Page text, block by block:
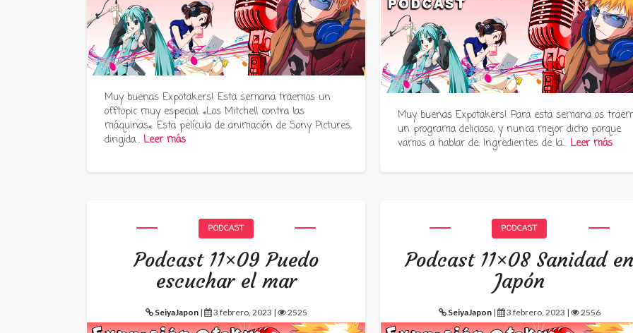
Muy buenas Expotakers! Esta semana traemos un
offtopic muy especial: «Los Mitchell contra las
máquinas«. Esta película de animación de Sony Pictures,
dirigida…Leer más
Muy buenas Expotakers! Para esta semana os
un programa delicioso, y nunca mejor dicho porque
vamos a hablar de: Ingredientes de la…Leer más
PODCAST
Podcast 11×09 Puedo
escuchar el mar
SeiyaJapon| 3 febrero, 2023 | 2525
PODCAST
Podcast 11×08 Sanidad en
Japón
SeiyaJapon| 3 febrero, 2023 | 2556